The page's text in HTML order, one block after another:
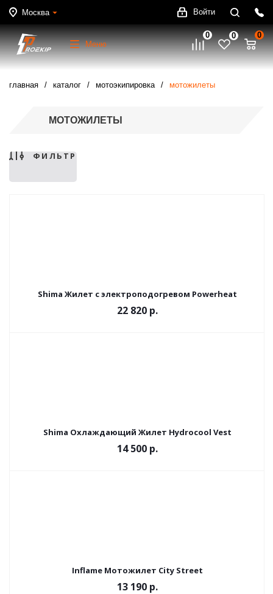
Москва Войти
Меню
0 0 0
главная каталог мотоэкипировка мотожилеты
МОТОЖИЛЕТЫ
ФИЛЬТР
Shima Жилет с электроподогревом Powerheat
22 820 р.
Shima Охлаждающий Жилет Hydrocool Vest
14 500 р.
Inflame Мотожилет City Street
13 190 р.